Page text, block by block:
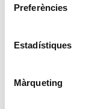
Preferències
Estadístiques
Màrqueting